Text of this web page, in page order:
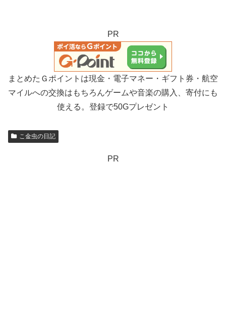
PR
まとめたＧポイントは現金・電子マネー・ギフト券・航空
マイルへの交換はもちろんゲームや音楽の購入、寄付にも
使える。登録で50Gプレゼント
こ金虫の日記
PR